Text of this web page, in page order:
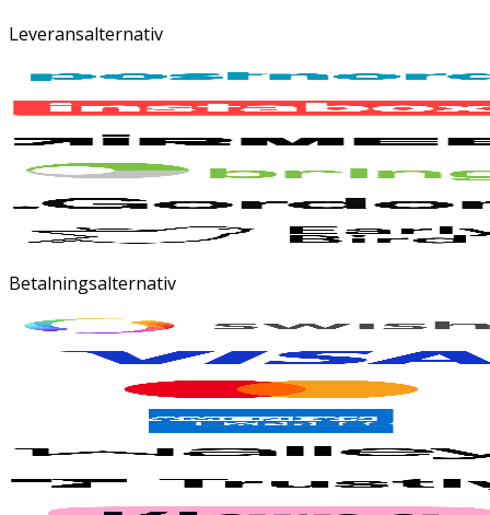
Leveransalternativ
Betalningsalternativ